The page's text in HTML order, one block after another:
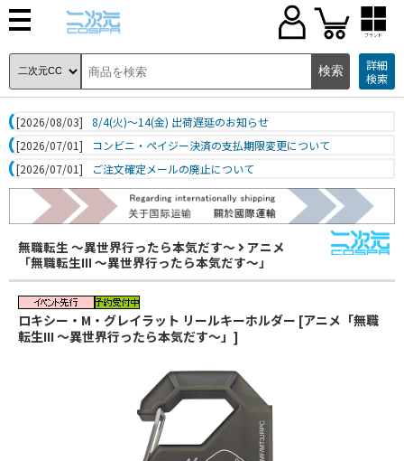
ブランド
詳細
検索
[2026/08/03]
8/4(火)～14(金) 出荷遅延のお知らせ
[2026/07/01]
コンビニ・ペイジー決済の支払期限変更について
[2026/07/01]
ご注文確定メールの廃止について
無職転生 ～異世界行ったら本気だす～
アニメ
「無職転生III ～異世界行ったら本気だす～」
ロキシー・M・グレイラット リールキーホルダー [アニメ「無職
転生III ～異世界行ったら本気だす～」]